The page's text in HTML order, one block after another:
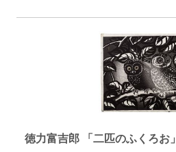
徳力富吉郎 「二匹のふくろお」